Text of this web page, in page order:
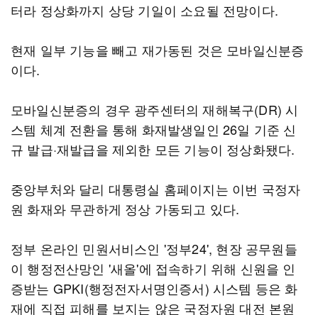
터라 정상화까지 상당 기일이 소요될 전망이다.
현재 일부 기능을 빼고 재가동된 것은 모바일신분증
이다.
모바일신분증의 경우 광주센터의 재해복구(DR) 시
스템 체계 전환을 통해 화재발생일인 26일 기준 신
규 발급·재발급을 제외한 모든 기능이 정상화됐다.
중앙부처와 달리 대통령실 홈페이지는 이번 국정자
원 화재와 무관하게 정상 가동되고 있다.
정부 온라인 민원서비스인 '정부24', 현장 공무원들
이 행정전산망인 '새올'에 접속하기 위해 신원을 인
증받는 GPKI(행정전자서명인증서) 시스템 등은 화
재에 직접 피해를 보지는 않은 국정자원 대전 본원